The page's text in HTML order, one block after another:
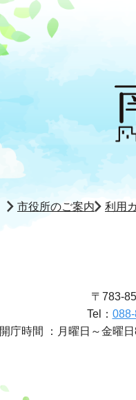
市役所のご案内 利用
〒783-
Tel：
開庁時間 ： 月曜日～金曜